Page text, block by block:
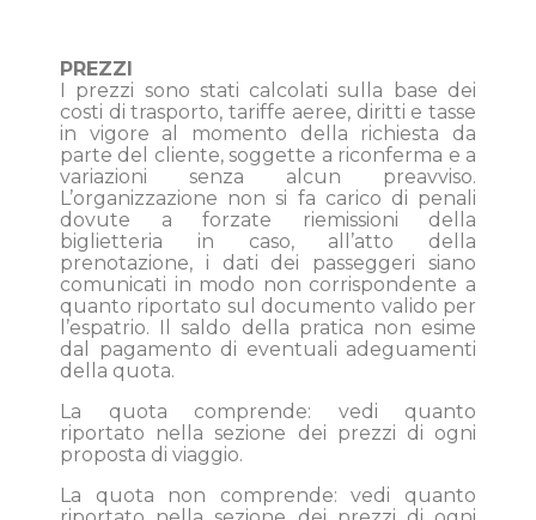
PREZZI
I prezzi sono stati calcolati sulla base dei
costi di trasporto, tariffe aeree, diritti e tasse
in vigore al momento della richiesta da
parte del cliente, soggette a riconferma e a
variazioni senza alcun preavviso.
L’organizzazione non si fa carico di penali
dovute a forzate riemissioni della
biglietteria in caso, all’atto della
prenotazione, i dati dei passeggeri siano
comunicati in modo non corrispondente a
quanto riportato sul documento valido per
l’espatrio. Il saldo della pratica non esime
dal pagamento di eventuali adeguamenti
della quota.
La quota comprende: vedi quanto
riportato nella sezione dei prezzi di ogni
proposta di viaggio.
La quota non comprende: vedi quanto